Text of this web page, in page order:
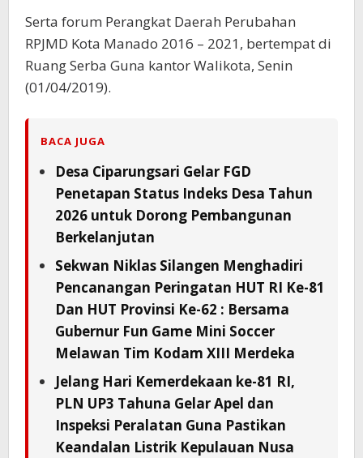
Serta forum Perangkat Daerah Perubahan
RPJMD Kota Manado 2016 – 2021, bertempat di
Ruang Serba Guna kantor Walikota, Senin
(01/04/2019).
BACA JUGA
Desa Ciparungsari Gelar FGD
Penetapan Status Indeks Desa Tahun
2026 untuk Dorong Pembangunan
Berkelanjutan
Sekwan Niklas Silangen Menghadiri
Pencanangan Peringatan HUT RI Ke-81
Dan HUT Provinsi Ke-62 : Bersama
Gubernur Fun Game Mini Soccer
Melawan Tim Kodam XIII Merdeka
Jelang Hari Kemerdekaan ke-81 RI,
PLN UP3 Tahuna Gelar Apel dan
Inspeksi Peralatan Guna Pastikan
Keandalan Listrik Kepulauan Nusa